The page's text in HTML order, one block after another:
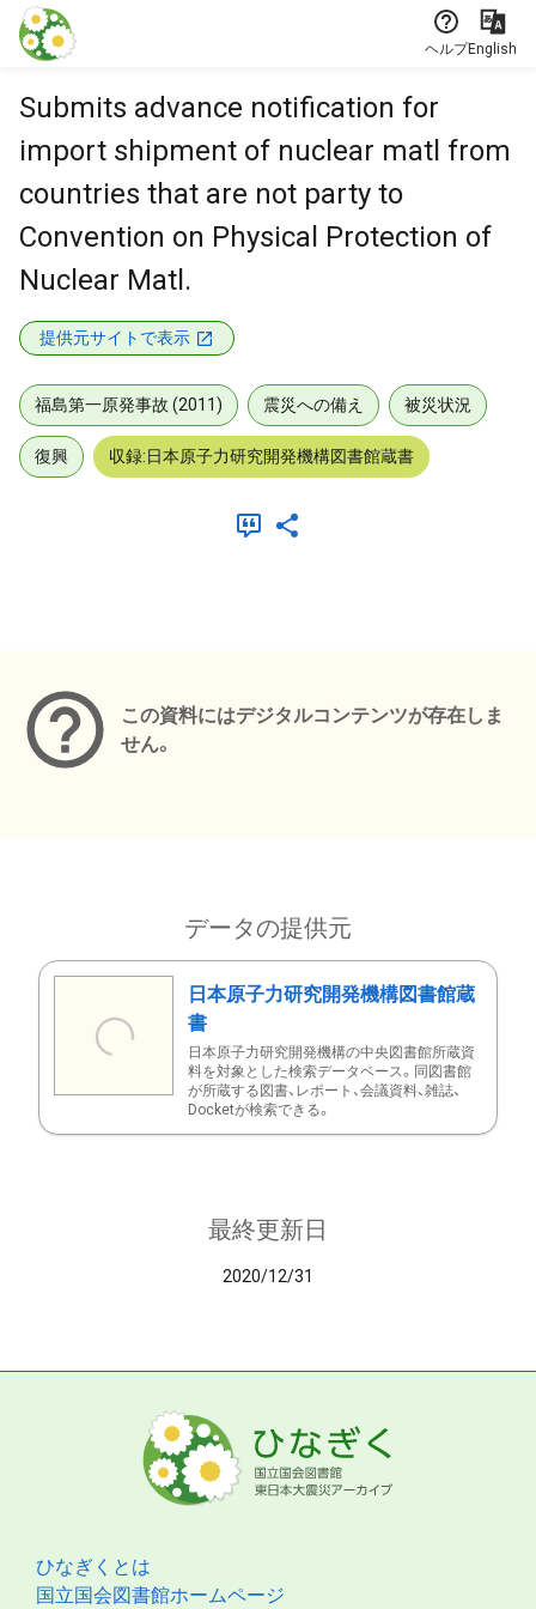
本文に飛ぶ
ヘルプEnglish
Submits advance notification for
import shipment of nuclear matl from
countries that are not party to
Convention on Physical Protection of
Nuclear Matl.
提供元サイトで表示
福島第一原発事故 (2011) 震災への備え 被災状況
復興 収録:日本原子力研究開発機構図書館蔵書
この資料にはデジタルコンテンツが存在しま
せん。
データの提供元
日本原子力研究開発機構図書館蔵
書
日本原子力研究開発機構の中央図書館所蔵資
料を対象とした検索データベース。同図書館
が所蔵する図書、レポート、会議資料、雑誌、
Docketが検索できる。
最終更新日
2020/12/31
ひなぎくとは
国立国会図書館ホームページ